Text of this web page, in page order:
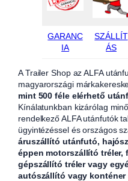
GARANC
IA
SZÁLLÍT
ÁS
A Trailer Shop az ALFA
magyarországi
mint 500 féle elérhető
Kínálatunkban kizárólag
rendelkező ALFA utánfutók
ügyintézéssel és országos
áruszállító utánfutó,
éppen motorszállító
gépszállító tréler vagy
autószállító vagy